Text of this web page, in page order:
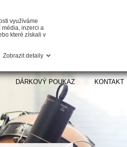
DÁRKOVÝ POUKAZ KONTAKT
využíváme
média, inzerci a
které získali v
Zobrazit detaily